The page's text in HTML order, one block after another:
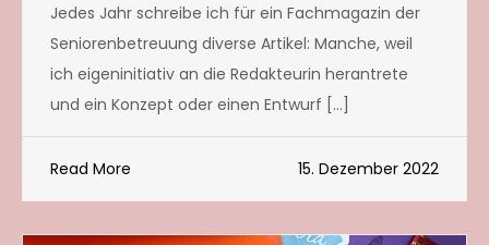
Jedes Jahr schreibe ich für ein Fachmagazin der
Seniorenbetreuung diverse Artikel: Manche, weil
ich eigeninitiativ an die Redakteurin herantrete
und ein Konzept oder einen Entwurf […]
Read More 15. Dezember 2022